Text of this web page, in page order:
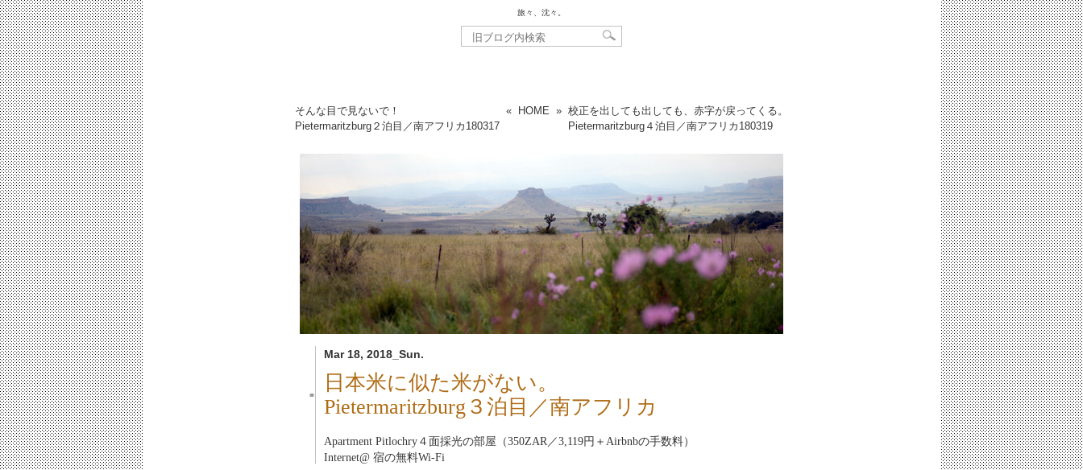
旅々、沈々。
そんな目で見ないで！
Pietermaritzburg２泊目／南アフリカ 180317
« HOME » 校正を出しても出しても、赤字が戻ってくる。
Pietermaritzburg４泊目／南アフリカ 180319
Mar 18, 2018_Sun.
■
日本米に似た米がない。
Pietermaritzburg３泊目／南アフリカ
Apartment Pitlochry４面採光の部屋（350ZAR／3,119円＋Airbnbの手数料）
Internet@ 宿の無料Wi-Fi